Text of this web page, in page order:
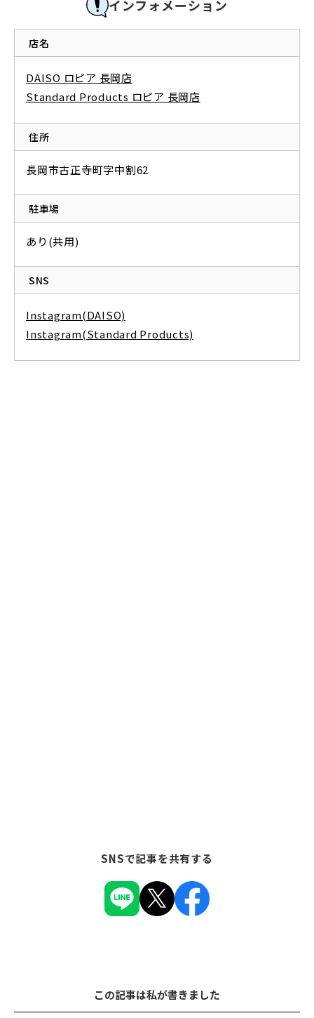
インフォメーション
店名
DAISO ロピア 長岡店
Standard Products ロピア 長岡店
住所
長岡市古正寺町字中割62
駐車場
あり(共用)
SNS
Instagram(DAISO)
Instagram(Standard Products)
SNSで記事を共有する
この記事は私が書きました